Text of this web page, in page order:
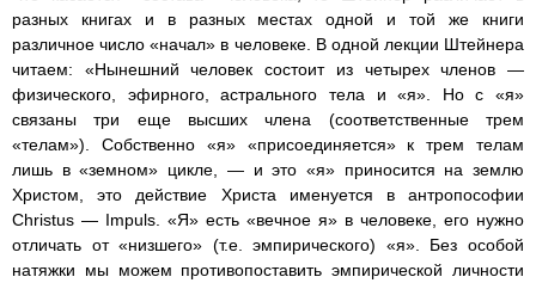
разных книгах и в разных местах одной и той же книги
различное число «начал» в человеке. В одной лекции Штейнера
читаем: «Нынешний человек состоит из четырех членов —
физического, эфирного, астрального тела и «я». Но с «я»
связаны три еще высших члена (соответственные трем
«телам»). Собственно «я» «присоединяется» к трем телам
лишь в «земном» цикле, — и это «я» приносится на землю
Христом, это действие Христа именуется в антропософии
Christus — Impuls. «Я» есть «вечное я» в человеке, его нужно
отличать от «низшего» (т.е. эмпирического) «я». Без особой
натяжки мы можем противопоставить эмпирической личности